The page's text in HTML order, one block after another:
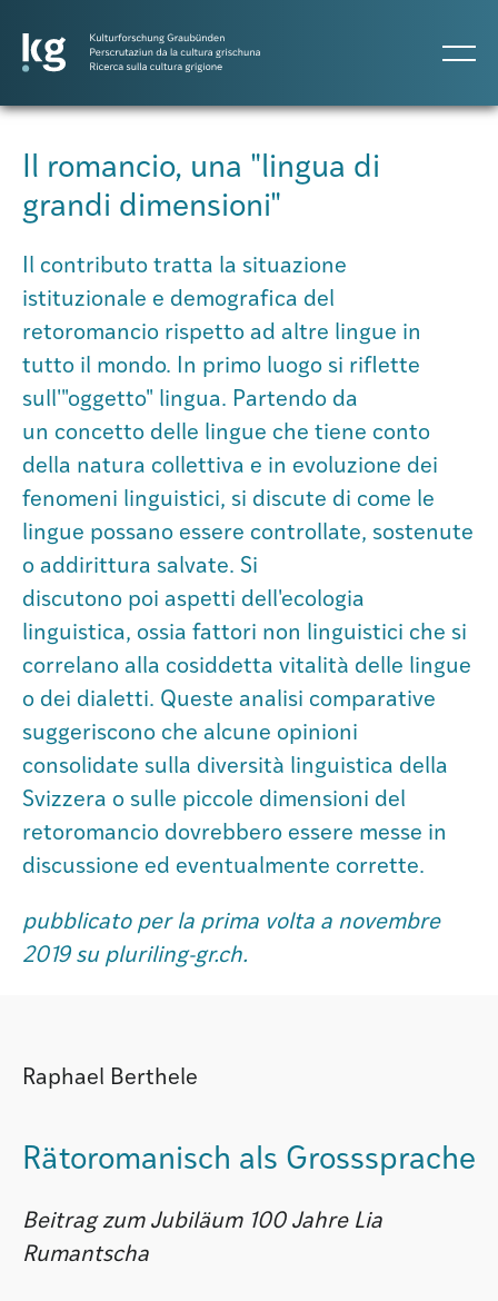
Progetti
Pubblicazioni
Persone
Agenda
Istituto
Società
Atlas GR
Il romancio, una "lingua di
grandi dimensioni"
Il contributo tratta la situazione
istituzionale e demografica del
retoromancio rispetto ad altre lingue in
tutto il mondo. In primo luogo si riflette
sull'"oggetto" lingua. Partendo da
un concetto delle lingue che tiene conto
della natura collettiva e in evoluzione dei
fenomeni linguistici, si discute di come le
lingue possano essere controllate, sostenute
o addirittura salvate. Si
discutono poi aspetti dell'ecologia
linguistica, ossia fattori non linguistici che si
correlano alla cosiddetta vitalità delle lingue
o dei dialetti. Queste analisi comparative
suggeriscono che alcune opinioni
consolidate sulla diversità linguistica della
Svizzera o sulle piccole dimensioni del
retoromancio dovrebbero essere messe in
discussione ed eventualmente corrette.
pubblicato per la prima volta a novembre
2019 su pluriling-gr.ch.
Raphael Berthele
Rätoromanisch als Grosssprache
Beitrag zum Jubiläum 100 Jahre Lia
Rumantscha